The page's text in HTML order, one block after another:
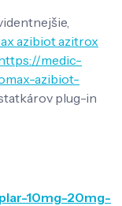
azibiot azitrox
medic-
azibiot-
plug-in
10mg-20mg-